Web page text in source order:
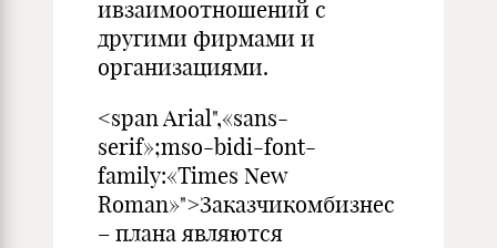
ивзаимоотношений с
другими фирмами и
организациями.
<span Arial",«sans-
serif»;mso-bidi-font-
family:«Times New
Roman»">Заказчикомбизнес
– плана являются